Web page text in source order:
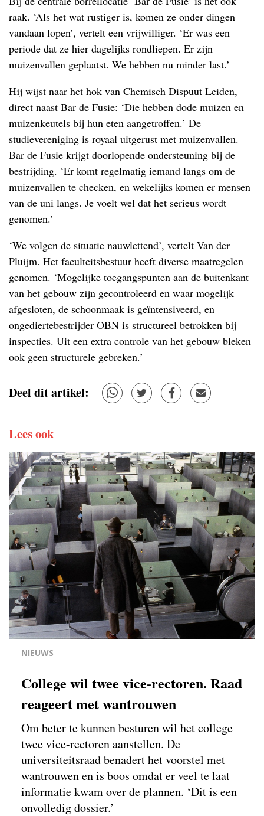
raak. ‘Als het wat rustiger is, komen ze onder dingen
vandaan lopen’, vertelt een vrijwilliger. ‘Er was een
periode dat ze hier dagelijks rondliepen. Er zijn
muizenvallen geplaatst. We hebben nu minder last.’
Hij wijst naar het hok van Chemisch Dispuut Leiden,
direct naast Bar de Fusie: ‘Die hebben dode muizen en
muizenkeutels bij hun eten aangetroffen.’ De
studievereniging is royaal uitgerust met muizenvallen.
Bar de Fusie krijgt doorlopende ondersteuning bij de
bestrijding. ‘Er komt regelmatig iemand langs om de
muizenvallen te checken, en wekelijks komen er mensen
van de uni langs. Je voelt wel dat het serieus wordt
genomen.’
‘We volgen de situatie nauwlettend’, vertelt Van der
Pluijm. Het faculteitsbestuur heeft diverse maatregelen
genomen. ‘Mogelijke toegangspunten aan de buitenkant
van het gebouw zijn gecontroleerd en waar mogelijk
afgesloten, de schoonmaak is geïntensiveerd, en
ongediertebestrijder OBN is structureel betrokken bij
inspecties. Uit een extra controle van het gebouw bleken
ook geen structurele gebreken.’
Deel dit artikel:
Lees ook
NIEUWS
College wil twee vice-rectoren. Raad
reageert met wantrouwen
Om beter te kunnen besturen wil het college
twee vice-rectoren aanstellen. De
universiteitsraad benadert het voorstel met
wantrouwen en is boos omdat er veel te laat
informatie kwam over de plannen. ‘Dit is een
onvolledig dossier.’